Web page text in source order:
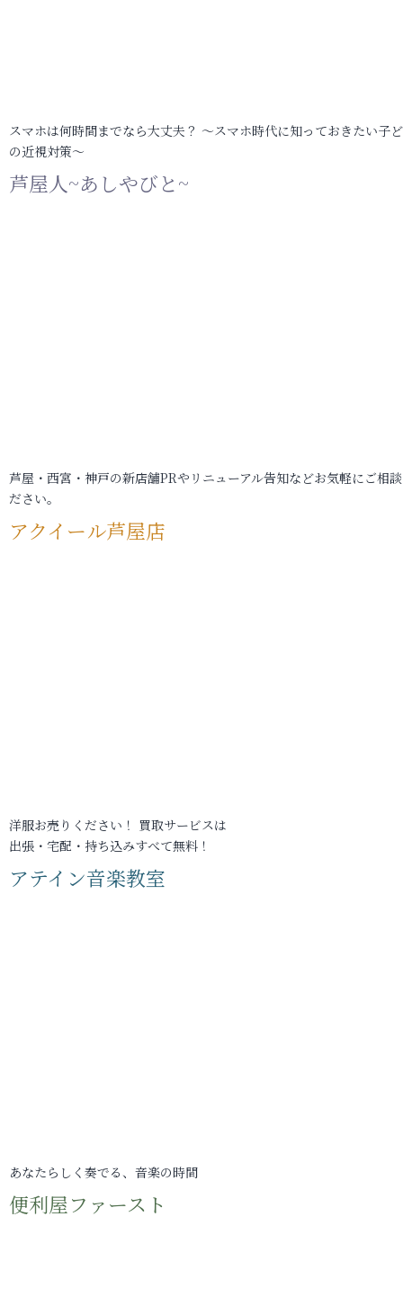
スマホは何時間までなら大丈夫？ ～スマホ時代に知っておきたい子
の近視対策～
芦屋人~あしやびと~
芦屋・西宮・神戸の新店舗PRやリニューアル告知などお気軽にご相
ださい。
アクイール芦屋店
洋服お売りください！ 買取サービスは
出張・宅配・持ち込みすべて無料！
アテイン音楽教室
あなたらしく奏でる、音楽の時間
便利屋ファースト